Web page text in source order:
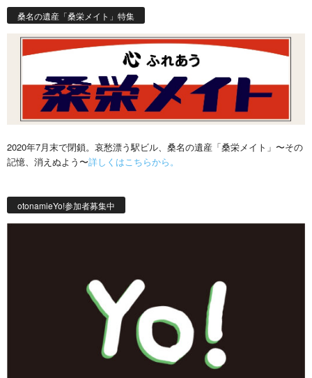
桑名の遺産「桑栄メイト」特集
2020年7月末で閉鎖。哀愁漂う駅ビル、桑名の遺産「桑栄メイト」〜その
記憶、消えぬよう〜詳しくはこちらから。
otonamieYo!参加者募集中